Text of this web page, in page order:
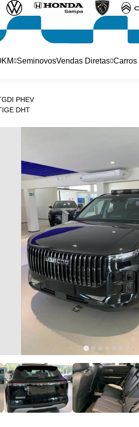
SeminovosVendas Diretas Carros
PHEV
DHT